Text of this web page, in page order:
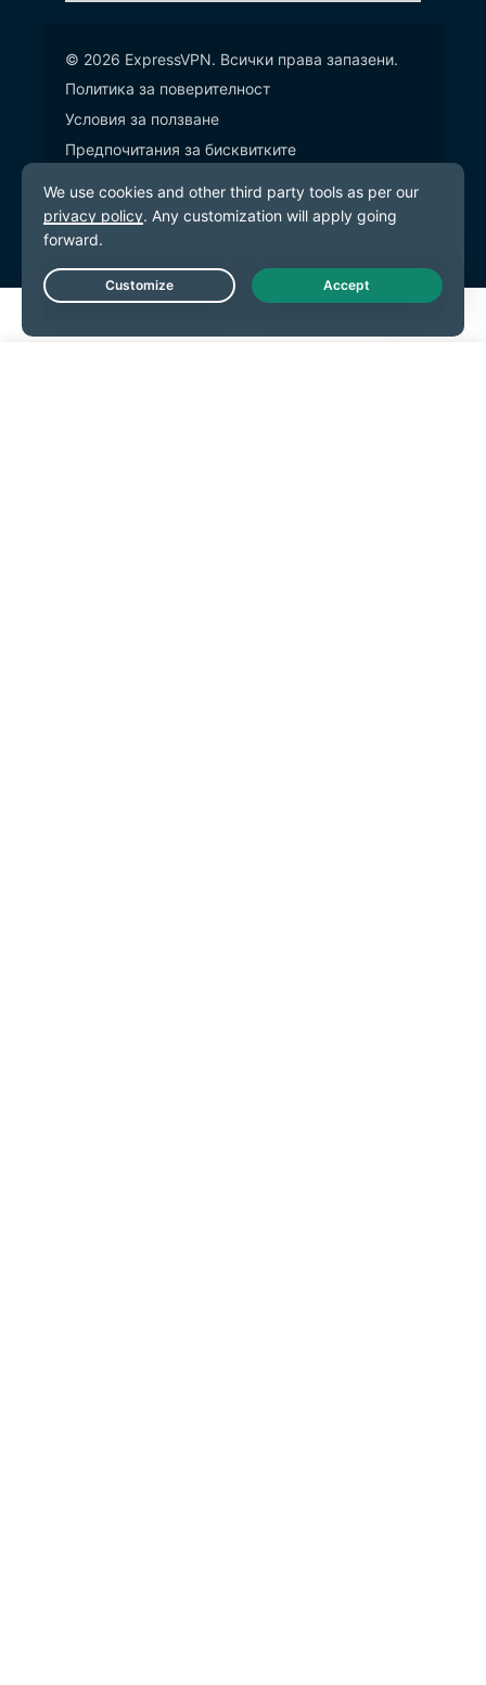
© 2026 ExpressVPN. Всички права запазени.
Политика за поверителност
Условия за ползване
Предпочитания за бисквитките
Live Chat